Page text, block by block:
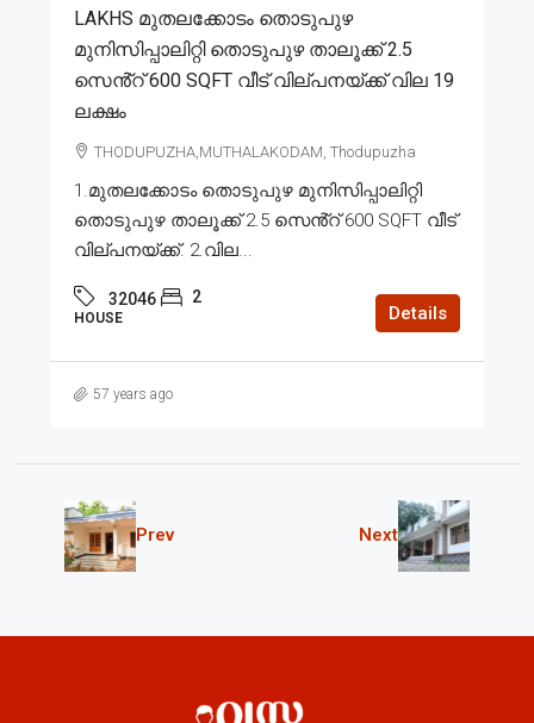
LAKHS മുതലക്കോടം തൊടുപുഴ
മുനിസിപ്പാലിറ്റി തൊടുപുഴ താലൂക്ക് 2.5
സെൻ്റ് 600 SQFT വീട് വില്പനയ്ക്ക് വില 19
ലക്ഷം
THODUPUZHA,MUTHALAKODAM, Thodupuzha
1.മുതലക്കോടം തൊടുപുഴ മുനിസിപ്പാലിറ്റി
തൊടുപുഴ താലൂക്ക് 2.5 സെൻ്റ് 600 SQFT വീട്
വില്പനയ്ക്ക്. 2.വില...
32046 2
HOUSE Details
57 years ago
Prev Next